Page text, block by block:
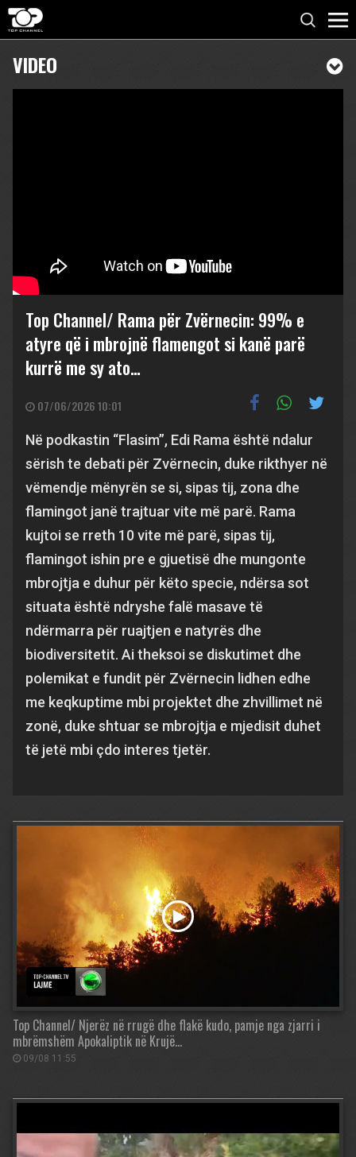
VIDEO
Top Channel/ Rama për Zvërnecin: 99% e
atyre që i mbrojnë flamengot si kanë parë
kurrë me sy ato…
07/06/2026 10:01
Në podkastin “Flasim”, Edi Rama është ndalur
sërish te debati për Zvërnecin, duke rikthyer në
vëmendje mënyrën se si, sipas tij, zona dhe
flamingot janë trajtuar vite më parë. Rama
kujtoi se rreth 10 vite më parë, sipas tij,
flamingot ishin pre e gjuetisë dhe mungonte
mbrojtja e duhur për këto specie, ndërsa sot
situata është ndryshe falë masave të
ndërmarra për ruajtjen e natyrës dhe
biodiversitetit. Ai theksoi se diskutimet dhe
polemikat e fundit për Zvërnecin lidhen edhe
me keqkuptime mbi projektet dhe zhvillimet në
zonë, duke shtuar se mbrojtja e mjedisit duhet
të jetë mbi çdo interes tjetër.
Top Channel/ Njerëz në rrugë dhe flakë kudo, pamje nga zjarri i
mbrëmshëm Apokaliptik në Krujë…
09/08 11:55